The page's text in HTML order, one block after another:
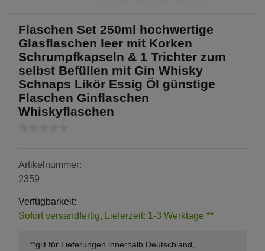
Flaschen Set 250ml hochwertige
Glasflaschen leer mit Korken
Schrumpfkapseln & 1 Trichter zum
selbst Befüllen mit Gin Whisky
Schnaps Likör Essig Öl günstige
Flaschen Ginflaschen
Whiskyflaschen
Artikelnummer:
2359
Verfügbarkeit:
Sofort versandfertig, Lieferzeit: 1-3 Werktage **
**gilt für Lieferungen innerhalb Deutschland,